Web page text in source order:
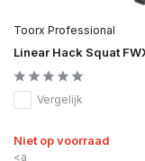
Toorx Professional
Linear Hack Squat
Vergelijk
Niet op voorraad
<a